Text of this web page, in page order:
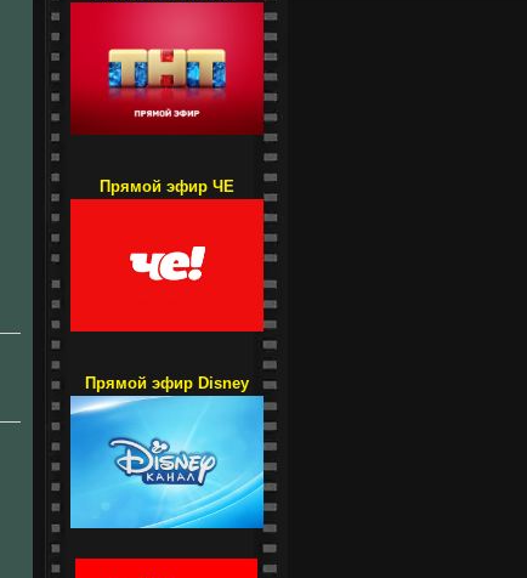
Прямой эфир ЧЕ
Прямой эфир Disney